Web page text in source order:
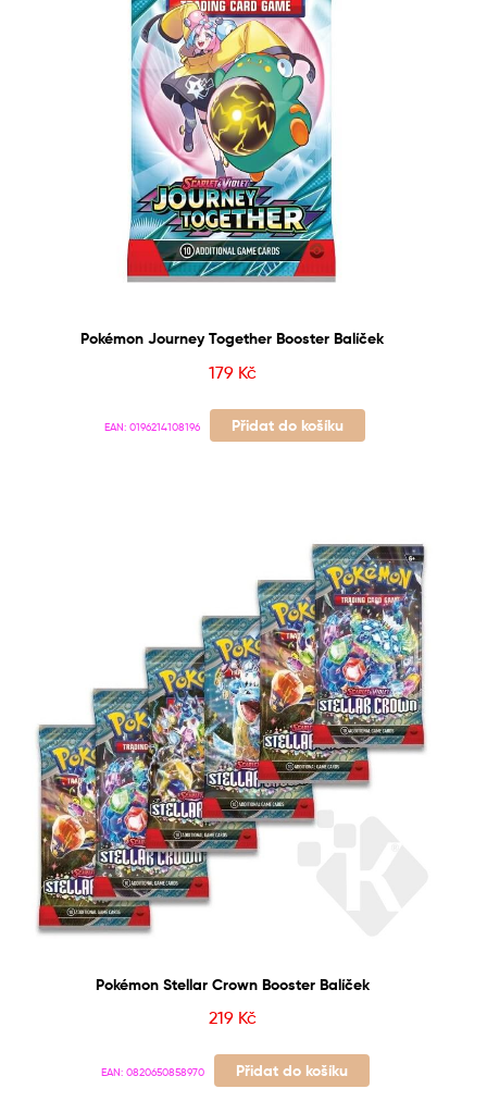
Pokémon Journey Together Booster Balíček
179 Kč
EAN: 0196214108196 Přidat do košíku
Pokémon Stellar Crown Booster Balíček
219 Kč
EAN: 0820650858970 Přidat do košíku